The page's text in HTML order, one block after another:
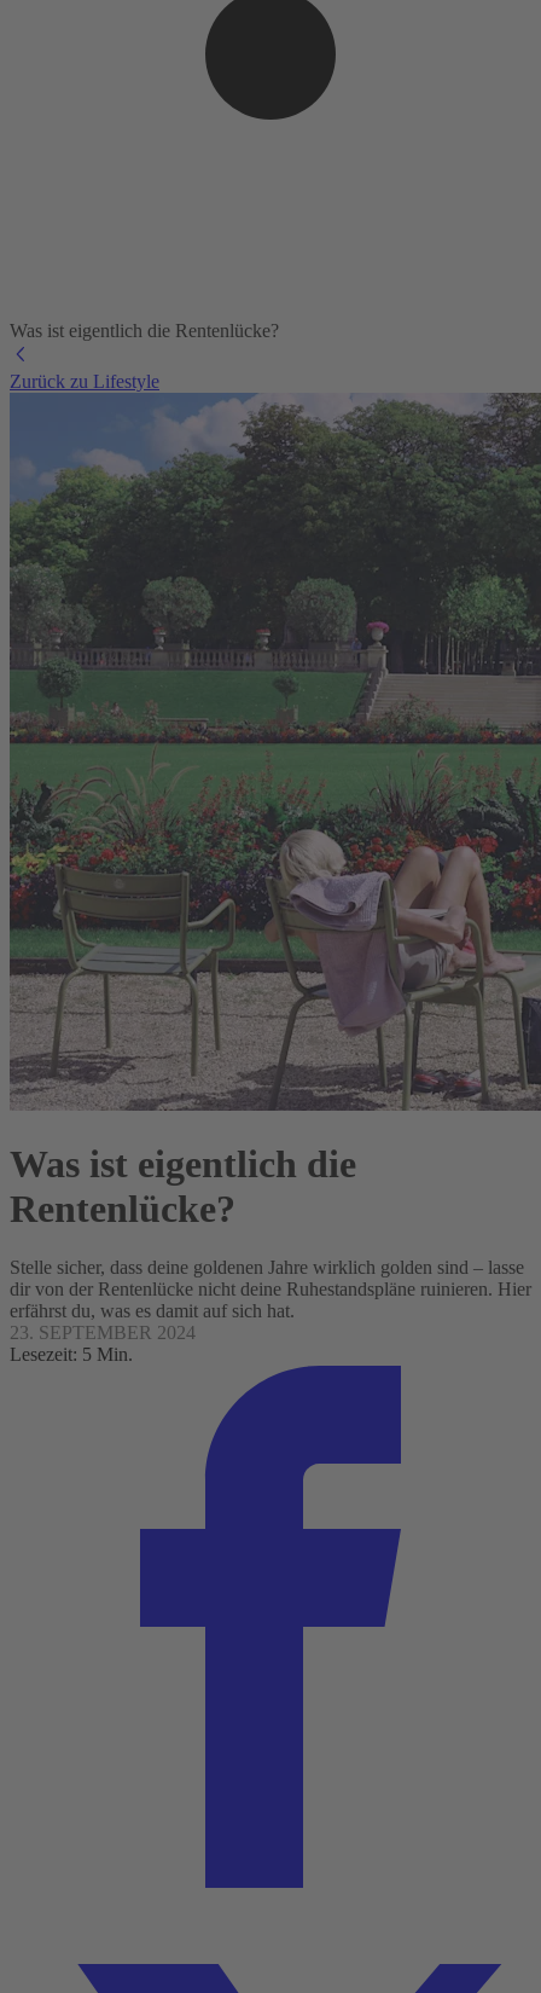
Was ist eigentlich die Rentenlücke?
Zurück zu Lifestyle
Was ist eigentlich die
Rentenlücke?
Stelle sicher, dass deine goldenen Jahre wirklich golden sind – lasse
dir von der Rentenlücke nicht deine Ruhestandspläne ruinieren. Hier
erfährst du, was es damit auf sich hat.
23. SEPTEMBER 2024
Lesezeit: 5 Min.